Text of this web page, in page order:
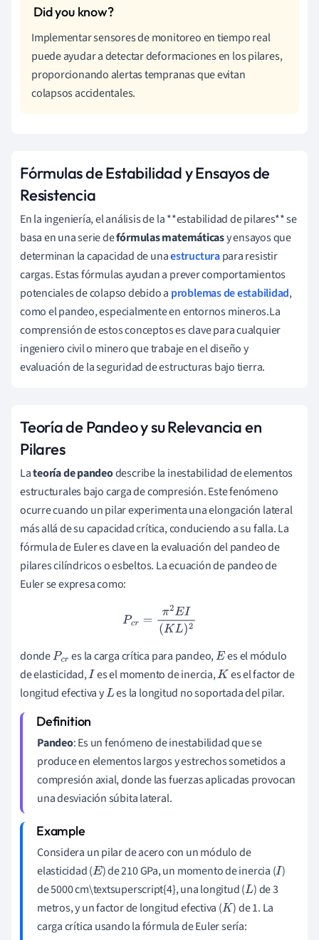
Implementar sensores de monitoreo en tiempo real
puede ayudar a detectar deformaciones en los pilares,
proporcionando alertas tempranas que evitan
colapsos accidentales.
Fórmulas de Estabilidad y Ensayos de
Resistencia
En la ingeniería, el análisis de la **estabilidad de pilares** se
basa en una serie defórmulas matemáticasy ensayos que
determinan la capacidad de unaestructurapara resistir
cargas. Estas fórmulas ayudan a prever comportamientos
potenciales de colapso debido a problemas de estabilidad,
como el pandeo, especialmente en entornos mineros.La
comprensión de estos conceptos es clave para cualquier
ingeniero civil o minero que trabaje en el diseño y
evaluación de la seguridad de estructuras bajo tierra.
Teoría de Pandeo y su Relevancia en
Pilares
Lateoría de pandeodescribe la inestabilidad de elementos
estructurales bajo carga de compresión. Este fenómeno
ocurre cuando un pilar experimenta una elongación lateral
más allá de su capacidad crítica, conduciendo a su falla. La
fórmula de Euler es clave en la evaluación del pandeo de
pilares cilíndricos o esbeltos. La ecuación de pandeo de
Euler se expresa como:
P
=π EI(KL)2
dondePcr es la carga crítica para pandeo,E es el módulo
de elasticidad,I es el momento de inercia,K es el factor de
longitud efectiva yLes la longitud no soportada del pilar.
Pandeo: Es un fenómeno de inestabilidad que se
produce en elementos largos y estrechos sometidos a
compresión axial, donde las fuerzas aplicadas provocan
una desviación súbita lateral.
Considera un pilar de acero con un módulo de
elasticidad (E ) de 210 GPa, un momento de inercia (I )
de 5000 cm\textsuperscript{4}, una longitud (L) de 3
metros, y un factor de longitud efectiva (K ) de 1. La
carga crítica usando la fórmula de Euler sería: